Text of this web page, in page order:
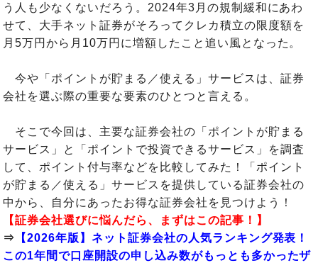
う人も少なくないだろう。2024年3月の規制緩和にあわ
せて、大手ネット証券がそろってクレカ積立の限度額を
月5万円から月10万円に増額したこと追い風となった。
今や「ポイントが貯まる／使える」サービスは、証券
会社を選ぶ際の重要な要素のひとつと言える。
そこで今回は、主要な証券会社の「ポイントが貯まる
サービス」と「ポイントで投資できるサービス」を調査
して、ポイント付与率などを比較してみた！「ポイント
が貯まる／使える」サービスを提供している証券会社の
中から、自分にあったお得な証券会社を見つけよう！
【証券会社選びに悩んだら、まずはこの記事！】
⇒ 【2026年版】ネット証券会社の人気ランキング発表！
この1年間で口座開設の申し込み数がもっとも多かったザ